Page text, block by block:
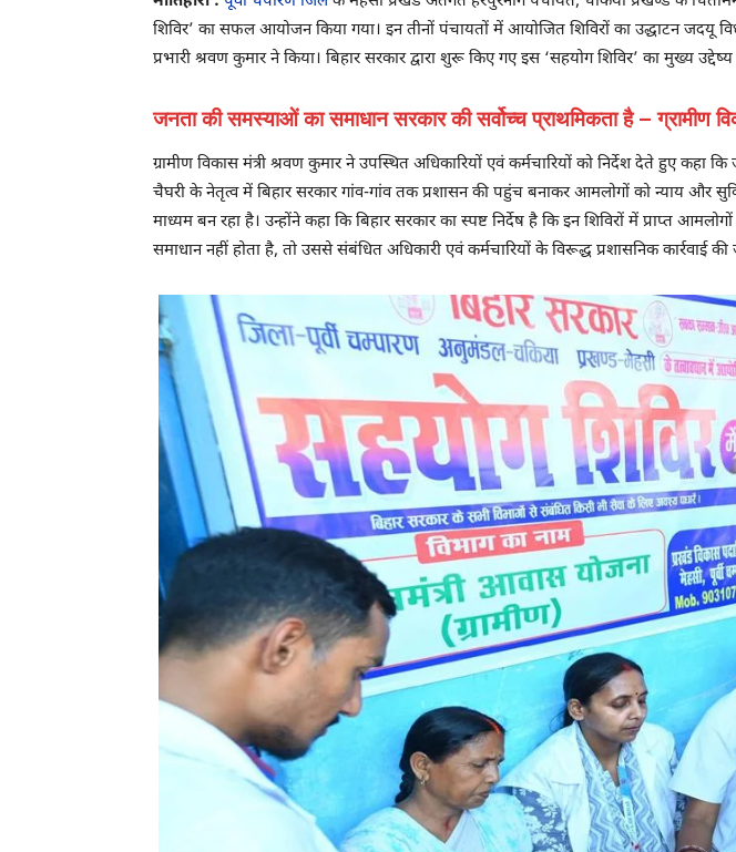
शिविर’ का सफल आयोजन किया गया। इन तीनों पंचायतों में आयोजित शिविरों का उद्धाटन जदयू
प्रभारी श्रवण कुमार ने किया। बिहार सरकार द्वारा शुरू किए गए इस ‘सहयोग शिविर’ का मुख्य
जनता की समस्याओं का समाधान सरकार की सर्वोच्च प्राथमिकता है – ग्रामीण
ग्रामीण विकास मंत्री श्रवण कुमार ने उपस्थित अधिकारियों एवं कर्मचारियों को निर्देश देते हुए कहा
चैघरी के नेतृत्व में बिहार सरकार गांव-गांव तक प्रशासन की पहुंच बनाकर आमलोगों को न्याय और
माध्यम बन रहा है। उन्होंने कहा कि बिहार सरकार का स्पष्ट निर्देष है कि इन शिविरों में प्राप्त
समाधान नहीं होता है, तो उससे संबंधित अधिकारी एवं कर्मचारियों के विरूद्ध प्रशासनिक कार्रवाई की